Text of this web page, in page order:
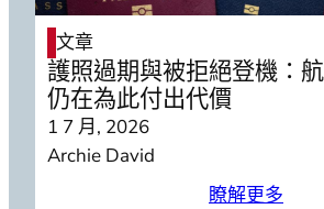
文章
護照過期與被拒絕登機：
仍在為此付出代價
1 7 月, 2026
Archie David
瞭解更多